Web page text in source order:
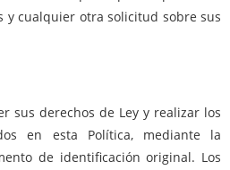
y cualquier otra solicitud sobre sus
sus derechos de Ley y realizar los
en esta Política, mediante la
de identificación original. Los